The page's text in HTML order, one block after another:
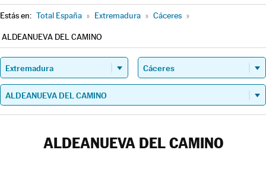
Estás en: Total España » Extremadura » Cáceres »
ALDEANUEVA DEL CAMINO
ALDEANUEVA DEL CAMINO